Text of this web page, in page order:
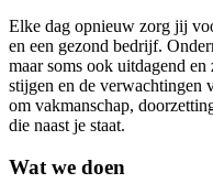
Elke dag opnieuw zorg jij
en een gezond bedrijf.
maar soms ook uitdagend
stijgen en de verwachtingen
om vakmanschap,
die naast je staat.
Wat we doen